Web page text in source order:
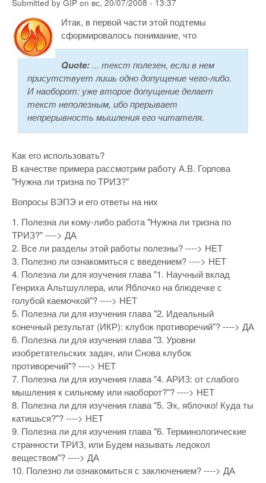
Submitted by GIP on вс, 20/07/2008 - 13:37
Итак, в первой части этой подтемы
сформировалось понимание, что
Quote: ... текст полезен, если в нем
присутствует лишь одно допущение чего-либо.
И наоборот: уже второе допущение делает
текст неполезным, ибо прерывает
непрерывность мышления его читателя.
Как его использовать?
В качестве примера рассмотрим работу А.В. Горлова
"Нужна ли тризна по ТРИЗ?"
Вопросы ВЭПЭ и его ответы на них
1. Полезна ли кому-либо работа "Нужна ли тризна по
ТРИЗ?" ----> ДА
2. Все ли разделы этой работы полезны? ----> НЕТ
3. Полезно ли ознакомиться с введением? ----> НЕТ
4. Полезна ли для изучения глава "1. Научный вклад
Генриха Альтшуллера, или Яблочко на блюдечке с
голубой каемочкой"? ----> НЕТ
5. Полезна ли для изучения глава "2. Идеальный
конечный результат (ИКР): клубок противоречий"? ----> ДА
6. Полезна ли для изучения глава "3. Уровни
изобретательских задач, или Снова клубок
противоречий"? ----> НЕТ
7. Полезна ли для изучения глава "4. АРИЗ: от слабого
мышления к сильному или наоборот?"? ----> НЕТ
8. Полезна ли для изучения глава "5. Эх, яблочко! Куда ты
катишься?"? ----> НЕТ
9. Полезна ли для изучения глава "6. Терминологические
странности ТРИЗ, или Будем называть ледокол
веществом"? ----> ДА
10. Полезно ли ознакомиться с заключением? ----> ДА